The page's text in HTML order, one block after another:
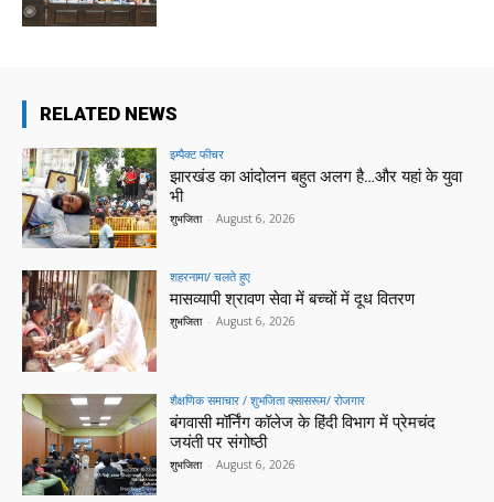
RELATED NEWS
इम्पैक्ट फीचर
झारखंड का आंदोलन बहुत अलग है…और यहां के युवा
भी
शुभजिता - August 6, 2026
शहरनामा/ चलते हुए
मासव्यापी श्रावण सेवा में बच्चों में दूध वितरण
शुभजिता - August 6, 2026
शैक्षणिक समाचार / शुभजिता क्सासरूम/ रोजगार
बंगवासी मॉर्निंग कॉलेज के हिंदी विभाग में प्रेमचंद
जयंती पर संगोष्ठी
शुभजिता - August 6, 2026